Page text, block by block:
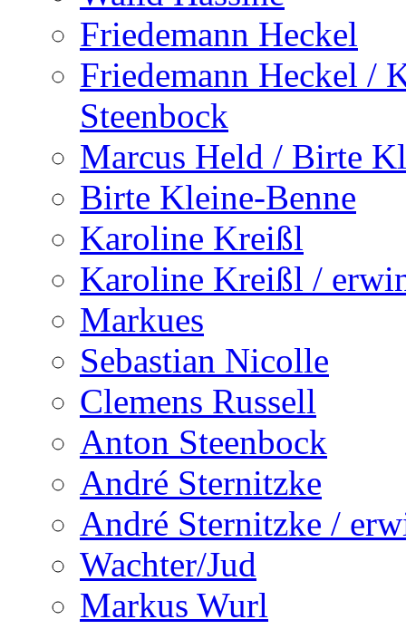
Friedemann Heckel
Friedemann Heckel /
Steenbock
Marcus Held / Birte
Birte Kleine-Benne
Karoline Kreißl
Karoline Kreißl /
Markues
Sebastian Nicolle
Clemens Russell
Anton Steenbock
André Sternitzke
André Sternitzke /
Wachter/Jud
Markus Wurl